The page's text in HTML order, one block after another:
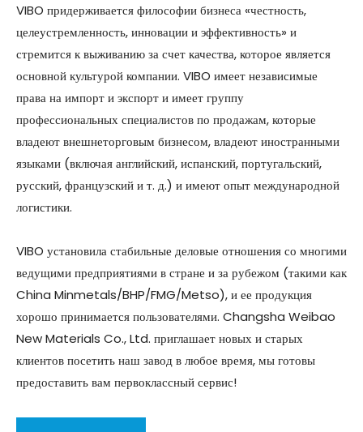
VIBO придерживается философии бизнеса «честность,
целеустремленность, инновации и эффективность» и
стремится к выживанию за счет качества, которое является
основной культурой компании. VIBO имеет независимые
права на импорт и экспорт и имеет группу
профессиональных специалистов по продажам, которые
владеют внешнеторговым бизнесом, владеют иностранными
языками (включая английский, испанский, португальский,
русский, французский и т. д.) и имеют опыт международной
логистики.
VIBO установила стабильные деловые отношения со многими
ведущими предприятиями в стране и за рубежом (такими как
China Minmetals/BHP/FMG/Metso), и ее продукция
хорошо принимается пользователями. Changsha Weibao
New Materials Co., Ltd. приглашает новых и старых
клиентов посетить наш завод в любое время, мы готовы
предоставить вам первоклассный сервис!